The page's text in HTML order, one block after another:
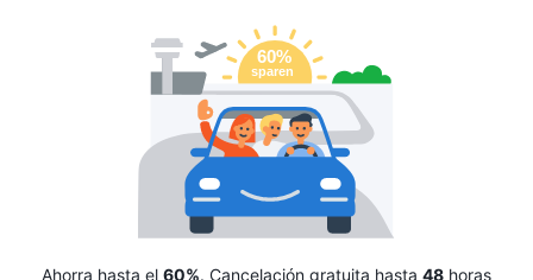
Ahorra hasta el 60%. Cancelación gratuita hasta 48 horas